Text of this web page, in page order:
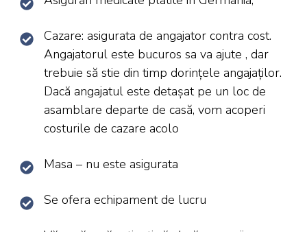
Cazare: asigurata de angajator contra cost.
Angajatorul este bucuros sa va ajute , dar
trebuie să stie din timp dorințele angajaților.
Dacă angajatul este detașat pe un loc de
asamblare departe de casă, vom acoperi
costurile de cazare acolo
Masa – nu este asigurata
Se ofera echipament de lucru